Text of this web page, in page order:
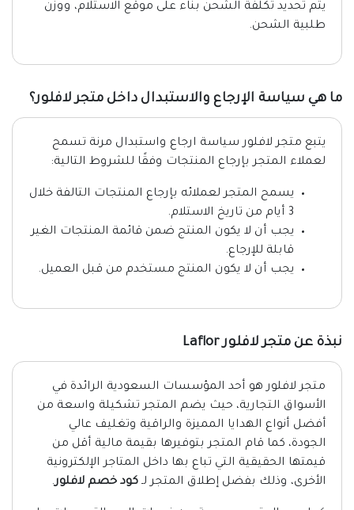
يتم تحديد تكلفة الشحن بناء على موقع الاستلام، ووزن
طلبية الشحن.
ما هي سياسة الإرجاع والاستبدال داخل متجر لافلور؟
يتبع متجر لافلور سياسة ارجاع واستبدال مرنة تسمح
لعملاء المتجر بإرجاع المنتجات وفقًا للشروط التالية:
يسمح المتجر لعملائه بإرجاع المنتجات التالفة خلال
3 أيام من تاريخ الاستلام.
يجب أن لا يكون المنتج ضمن قائمة المنتجات الغير
قابلة للإرجاع.
يجب أن لا يكون المنتج مستخدم من قبل العميل.
نبذة عن متجر لافلور Laflor
متجر لافلور هو أحد المؤسسات السعودية الرائدة في
الأسواق التجارية، حيث يضم المتجر تشكيلة واسعة من
أفضل أنواع الهدايا المميزة والراقية وتغليف عالي
الجودة، كما قام المتجر بتوفيرها بقيمة مالية أقل من
قيمتها الحقيقية التي تباع بها داخل المتاجر الإلكترونية
الأخرى، وذلك بفضل إطلاق المتجر لـ كود خصم لافلور.